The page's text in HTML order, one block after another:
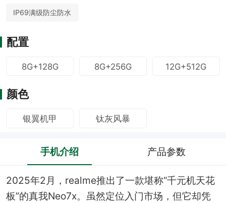
IP69满级防尘防水
配置
8G+128G 8G+256G 12G+512G
颜色
银翼机甲 钛灰风暴
手机介绍 产品参数
2025年2月，realme推出了一款堪称“千元机天花
板”的真我Neo7x。虽然定位入门市场，但它却凭